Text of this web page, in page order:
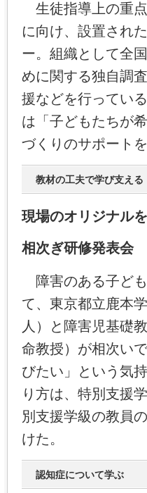
生徒指導上の重
に向け、設置され
ー。組織として全
めに関する独自調
援などを行ってい
は「子どもたちが
づくりのサポート
教材の工夫で学び支える
現場のオリジナル
相次ぎ研修発表会
障害のある子ど
て、東京都立鹿本
人）と障害児基礎
命教授）が相次い
びたい」という気
り方は、特別支援
別支援学級の教員
けた。
認知症について学ぶ